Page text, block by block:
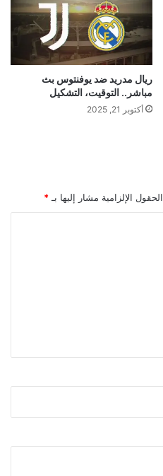
ريال مدريد ضد يوفنتوس بث
مباشر.. التوقيت، التشكيل
أكتوبر 21, 2025
الحقول الإلزامية مشار إليها بـ *